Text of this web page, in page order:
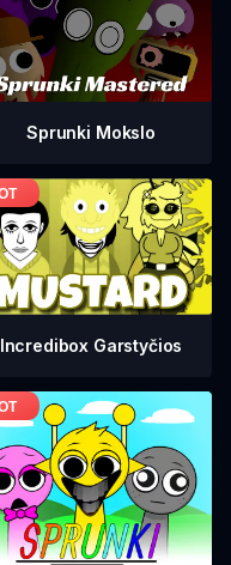
Sprunki Mokslo
Incredibox Garstyčios